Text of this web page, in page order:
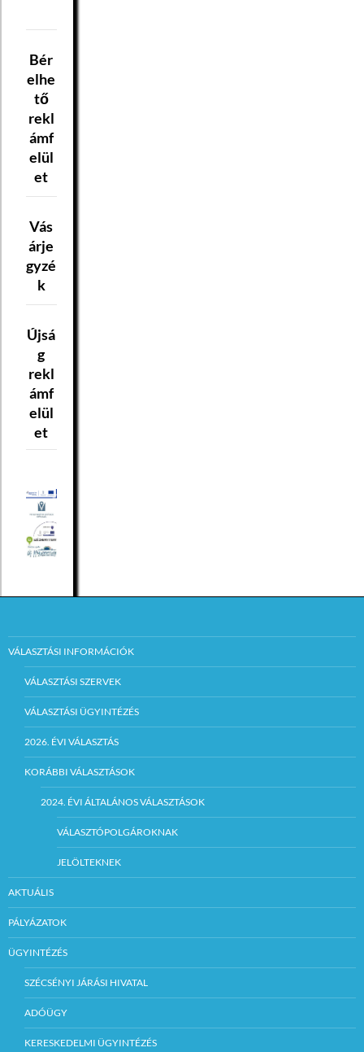
Bér
elhe
tő
rekl
ámf
elül
et
Vás
árje
gyzé
k
Újsá
g
rekl
ámf
elül
et
VÁLASZTÁSI INFORMÁCIÓK
VÁLASZTÁSI SZERVEK
VÁLASZTÁSI ÜGYINTÉZÉS
2026. ÉVI VÁLASZTÁS
KORÁBBI VÁLASZTÁSOK
2024. ÉVI ÁLTALÁNOS VÁLASZTÁSOK
VÁLASZTÓPOLGÁROKNAK
JELÖLTEKNEK
AKTUÁLIS
PÁLYÁZATOK
ÜGYINTÉZÉS
SZÉCSÉNYI JÁRÁSI HIVATAL
ADÓÜGY
KERESKEDELMI ÜGYINTÉZÉS